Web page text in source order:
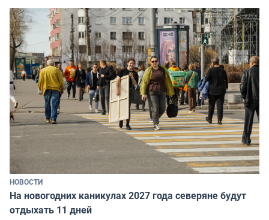
НОВОСТИ
На новогодних каникулах 2027 года северяне будут
отдыхать 11 дней